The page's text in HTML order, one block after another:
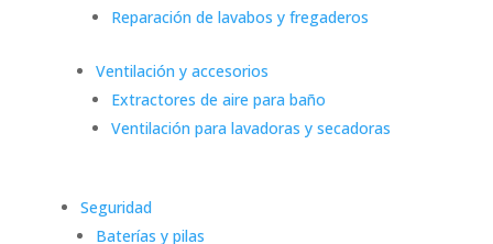
Reparación de lavabos y fregaderos
Ventilación y accesorios
Extractores de aire para baño
Ventilación para lavadoras y secadoras
Seguridad
Baterías y pilas